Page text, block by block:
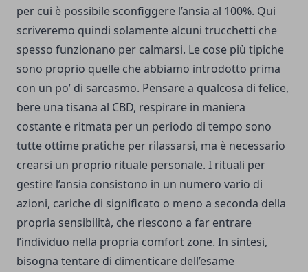
per cui è possibile sconfiggere l’ansia al 100%. Qui
scriveremo quindi solamente alcuni trucchetti che
spesso funzionano per calmarsi. Le cose più tipiche
sono proprio quelle che abbiamo introdotto prima
con un po’ di sarcasmo. Pensare a qualcosa di felice,
bere una tisana al CBD, respirare in maniera
costante e ritmata per un periodo di tempo sono
tutte ottime pratiche per rilassarsi, ma è necessario
crearsi un proprio rituale personale. I rituali per
gestire l’ansia consistono in un numero vario di
azioni, cariche di significato o meno a seconda della
propria sensibilità, che riescono a far entrare
l’individuo nella propria comfort zone. In sintesi,
bisogna tentare di dimenticare dell’esame